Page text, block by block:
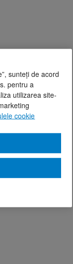
sunteți de acord
pentru a
utilizarea site-
cookie